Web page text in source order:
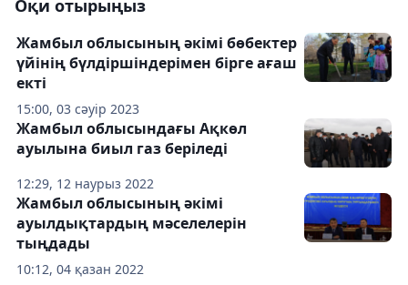
Оқи отырыңыз
15:00, 03 сәуір 2023
Жамбыл облысының әкімі бөбектер
үйінің бүлдіршіндерімен бірге ағаш
екті
12:29, 12 наурыз 2022
Жамбыл облысындағы Ақкөл
ауылына биыл газ беріледі
10:12, 04 қазан 2022
Жамбыл облысының әкімі
ауылдықтардың мәселелерін
тыңдады